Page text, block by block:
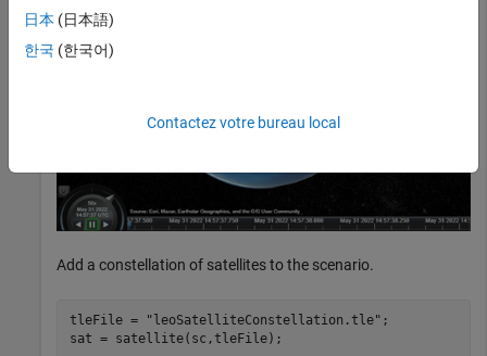
Add a constellation of satellites to the scenario.
tleFile = "leoSatelliteConstellation.tle" ;
sat = satellite(sc,tleFile);
日本 (日本語)
한국 (한국어)
Contactez votre bureau local